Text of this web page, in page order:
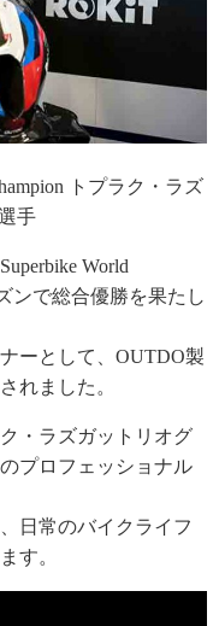
トプラク・ラズ
手
World
ンで総合優勝を果たし
ーとして、OUTDO製
れました。
・ラズガットリオグ
プロフェッショナル
日常のバイクライフ
す。